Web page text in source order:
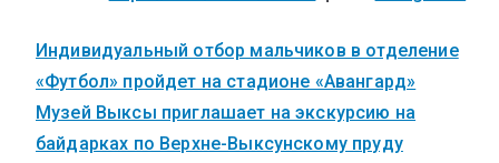
Индивидуальный отбор мальчиков в отделение
«Футбол» пройдет на стадионе «Авангард»
Музей Выксы приглашает на экскурсию на
байдарках по Верхне-Выксунскому пруду